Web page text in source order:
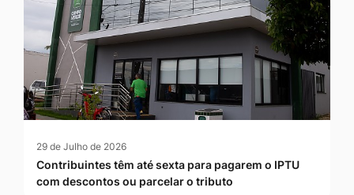
29 de Julho de 2026
Contribuintes têm até sexta para pagarem o IPTU
com descontos ou parcelar o tributo